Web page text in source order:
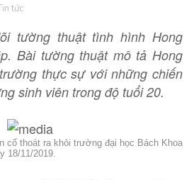
tức
tường thuật tình hình Hong
Bài tường thuật mô tả Hong
thực sự với những chiến
sinh viên trong độ tuổi 20.
cố thoát ra khỏi trường đại học Bách Khoa
18/11/2019.